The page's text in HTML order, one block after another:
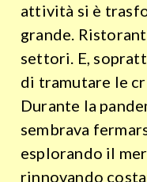
attività si è
grande.
settori. E,
di tramutare le
Durante la
sembrava
esplorando il
rinnovando